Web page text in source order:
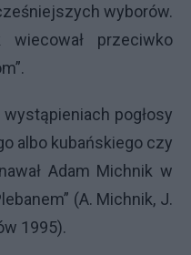
wyborów.
wiecował przeciwko
pogłosy
albo kubańskiego czy
Adam Michnik w
(A. Michnik, J.
1995).